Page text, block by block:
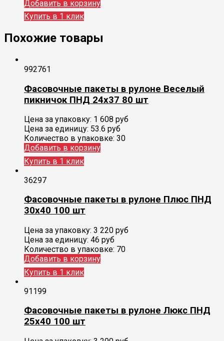
Добавить в корзину
Купить в 1 клик
Похожие товары
992761
Фасовочные пакеты в рулоне Веселый
пикничок ПНД 24х37 80 шт
Цена за упаковку: 1 608 руб
Цена за единицу: 53.6 руб
Количество в упаковке: 30
Добавить в корзину
Купить в 1 клик
36297
Фасовочные пакеты в рулоне Плюс ПНД
30х40 100 шт
Цена за упаковку: 3 220 руб
Цена за единицу: 46 руб
Количество в упаковке: 70
Добавить в корзину
Купить в 1 клик
91199
Фасовочные пакеты в рулоне Люкс ПНД
25х40 100 шт